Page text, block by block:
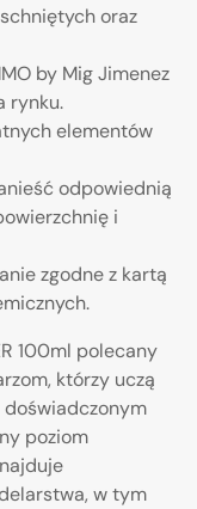
oraz
by Mig Jimenez
rynku.
elementów
odpowiednią
i
zgodne z kartą
100ml polecany
którzy uczą
doświadczonym
poziom
w tym